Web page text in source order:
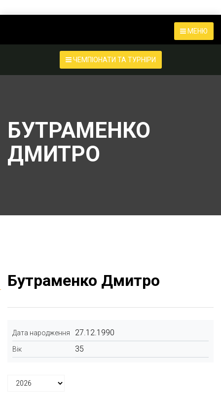
МЕНЮ
ЧЕМПІОНАТИ ТА ТУРНІРИ
БУТРАМЕНКО
ДМИТРО
Бутраменко Дмитро
Дата народження 27.12.1990
Вік 35